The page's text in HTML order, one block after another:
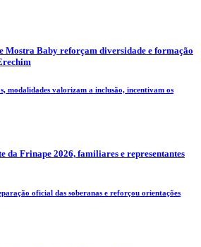
Mostra Baby reforçam diversidade e formação
modalidades valorizam a inclusão, incentivam os
da Frinape 2026, familiares e representantes
oficial das soberanas e reforçou orientações